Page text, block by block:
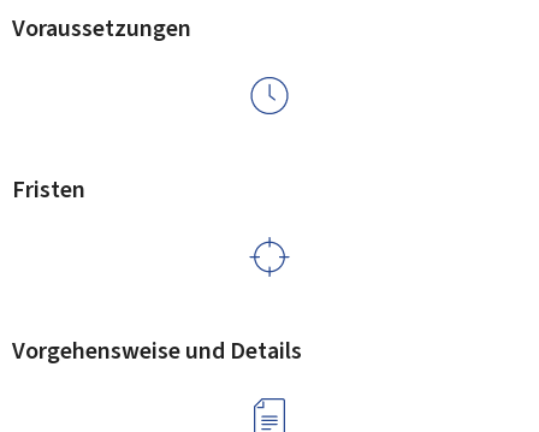
Voraussetzungen
Fristen
Vorgehensweise und Details